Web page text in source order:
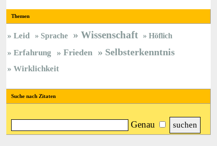
Themen
Leid Sprache Wissenschaft
Höflich
Erfahrung
Frieden Selbsterkenntnis
Wirklichkeit
Suche nach Zitaten
Genau